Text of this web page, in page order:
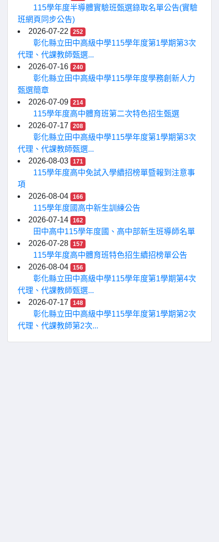
115學年度半導體實驗班甄選錄取名單公告(實驗
班網頁同步公告)
2026-07-22
252
彰化縣立田中高級中學115學年度第1學期第3次
代理、代課教師甄選...
2026-07-16
240
彰化縣立田中高級中學115學年度學務創新人力
甄選簡章
2026-07-09
214
115學年度高中體育班第二次特色招生甄選
2026-07-17
208
彰化縣立田中高級中學115學年度第1學期第3次
代理、代課教師甄選...
2026-08-03
171
115學年度高中免試入學續招榜單暨報到注意事
項
2026-08-04
166
115學年度國高中新生訓練公告
2026-07-14
162
田中高中115學年度國、高中部新生班導師名單
2026-07-28
157
115學年度高中體育班特色招生續招榜單公告
2026-08-04
156
彰化縣立田中高級中學115學年度第1學期第4次
代理、代課教師甄選...
2026-07-17
148
彰化縣立田中高級中學115學年度第1學期第2次
代理、代課教師第2次...